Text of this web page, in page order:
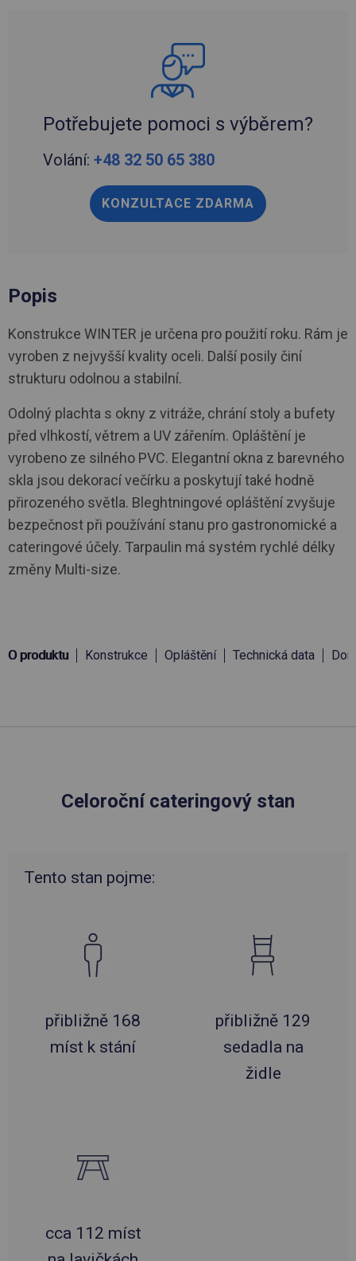
Potřebujete pomoci s výběrem?
Volání: +48 32 50 65 380
KONZULTACE ZDARMA
Popis
Konstrukce WINTER je určena pro použití roku. Rám je
vyroben z nejvyšší kvality oceli. Další posily činí
strukturu odolnou a stabilní.
Odolný plachta s okny z vitráže, chrání stoly a bufety
před vlhkostí, větrem a UV zářením. Opláštění je
vyrobeno ze silného PVC. Elegantní okna z barevného
skla jsou dekorací večírku a poskytují také hodně
přirozeného světla. Bleghtningové opláštění zvyšuje
bezpečnost při používání stanu pro gastronomické a
cateringové účely. Tarpaulin má systém rychlé délky
změny Multi-size.
O produktu Konstrukce Opláštění Technická data
Celoroční cateringový stan
Tento stan pojme:
přibližně 168
míst k stání
přibližně 129
sedadla na
židle
cca 112 míst